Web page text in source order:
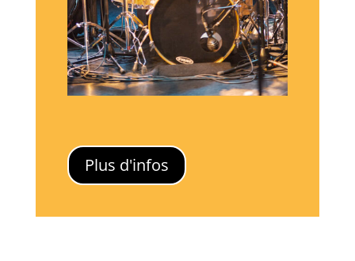
Plus d'infos